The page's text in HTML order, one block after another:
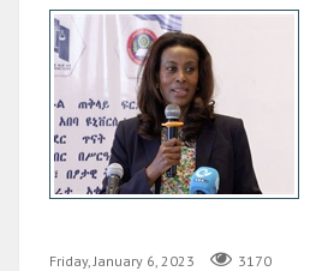
Friday, January 6, 2023 3170